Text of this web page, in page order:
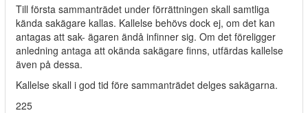
Till första sammanträdet under förrättningen skall samtliga
kända sakägare kallas. Kallelse behövs dock ej, om det kan
antagas att sak- ägaren ändå infinner sig. Om det föreligger
anledning antaga att okända sakägare finns, utfärdas kallelse
även på dessa.
Kallelse skall i god tid före sammanträdet delges sakägarna.
225